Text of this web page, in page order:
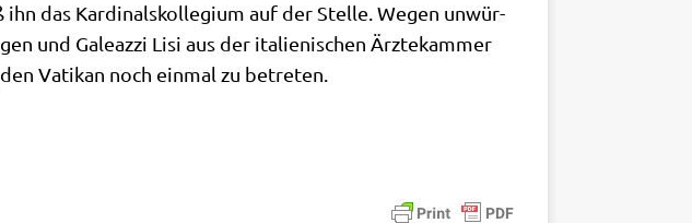
das Kar­di­nals­kol­le­gi­um auf der Stel­le. Wegen unwür­
und Gale­az­zi Lisi aus der ita­lie­ni­schen Ärz­te­kam­mer
Vati­kan noch ein­mal zu betreten.